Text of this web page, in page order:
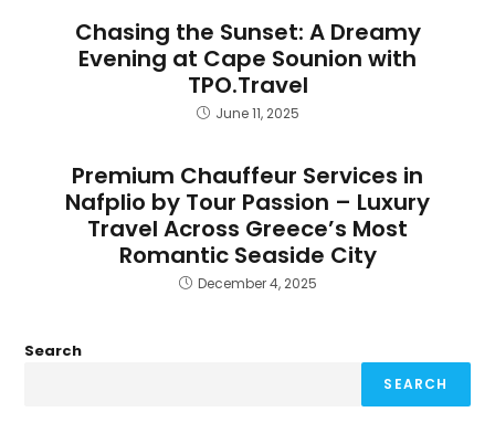
Chasing the Sunset: A Dreamy
Evening at Cape Sounion with
TPO.Travel
June 11, 2025
Premium Chauffeur Services in
Nafplio by Tour Passion – Luxury
Travel Across Greece’s Most
Romantic Seaside City
December 4, 2025
Search
SEARCH